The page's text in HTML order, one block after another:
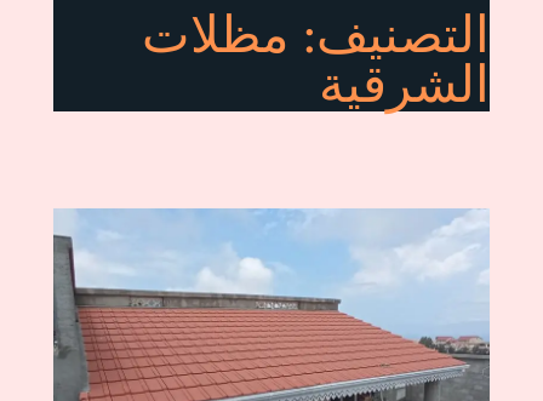
التصنيف: مظلات
الشرقية